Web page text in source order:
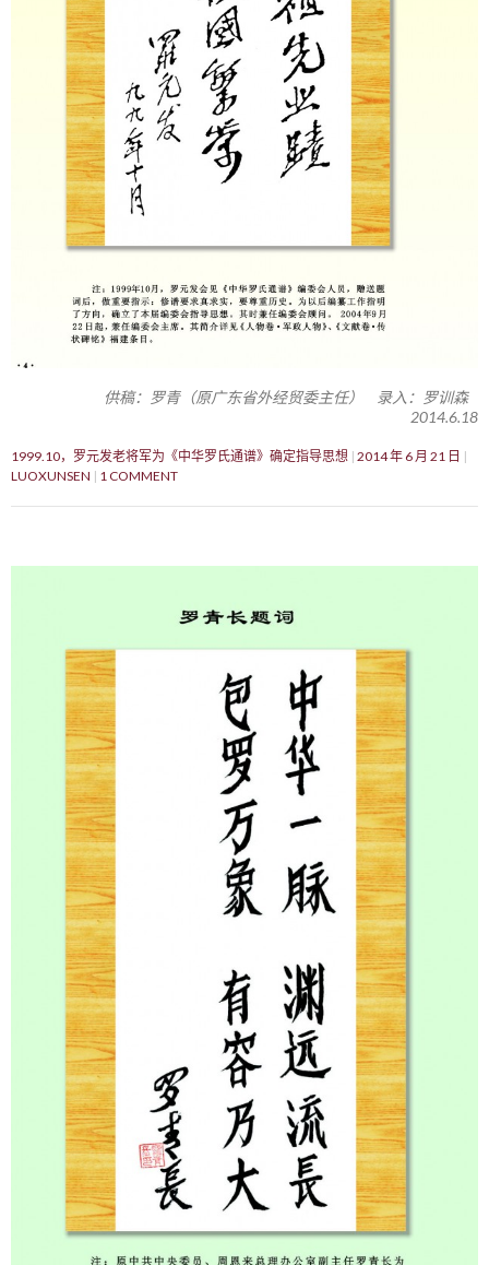
供稿：罗青（原广东省外经贸委主任） 录入：罗训森
2014.6.18
1999.10，罗元发老将军为《中华罗氏通谱》确定指导思想 2014 年 6 月 21 日
LUOXUNSEN
1 COMMENT